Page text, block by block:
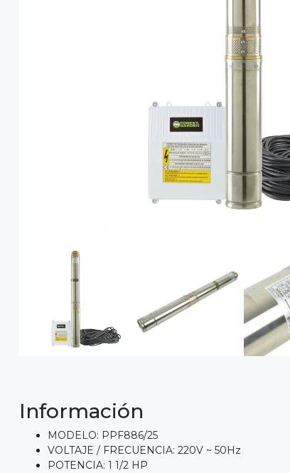
Información
MODELO: PPF886/25
VOLTAJE / FRECUENCIA: 220V ~ 50Hz
POTENCIA: 1 1/2 HP